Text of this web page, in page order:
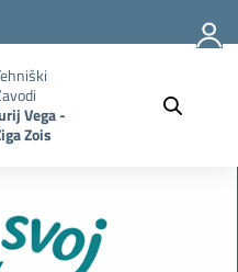
Vega -
Zois